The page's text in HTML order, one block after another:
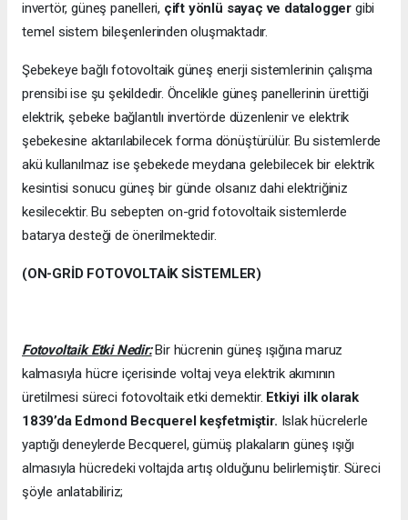
invertör, güneş panelleri, çift yönlü sayaç ve datalogger gibi
temel sistem bileşenlerinden oluşmaktadır.
Şebekeye bağlı fotovoltaik güneş enerji sistemlerinin çalışma
prensibi ise şu şekildedir. Öncelikle güneş panellerinin ürettiği
elektrik, şebeke bağlantılı invertörde düzenlenir ve elektrik
şebekesine aktarılabilecek forma dönüştürülür. Bu sistemlerde
akü kullanılmaz ise şebekede meydana gelebilecek bir elektrik
kesintisi sonucu güneş bir günde olsanız dahi elektriğiniz
kesilecektir. Bu sebepten on-grid fotovoltaik sistemlerde
batarya desteği de önerilmektedir.
(ON-GRİD FOTOVOLTAİK SİSTEMLER)
Fotovoltaik Etki Nedir:Bir hücrenin güneş ışığına maruz
kalmasıyla hücre içerisinde voltaj veya elektrik akımının
üretilmesi süreci fotovoltaik etki demektir. Etkiyi ilk olarak
1839’da Edmond Becquerel keşfetmiştir. Islak hücrelerle
yaptığı deneylerde Becquerel, gümüş plakaların güneş ışığı
almasıyla hücredeki voltajda artış olduğunu belirlemiştir. Süreci
şöyle anlatabiliriz;